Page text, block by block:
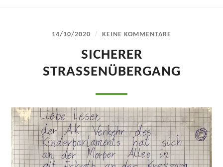
14/10/2020 / KEINE KOMMENTARE
SICHERER
STRASSENÜBERGANG